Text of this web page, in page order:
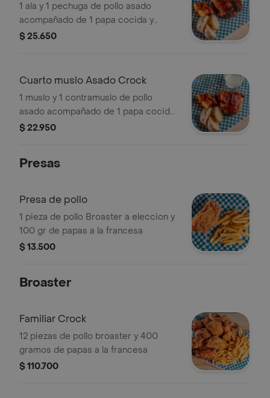
1 ala y 1 pechuga de pollo asado
acompañado de 1 papa cocida y
medio plátano maduro
$ 25.650
Cuarto muslo Asado Crock
1 muslo y 1 contramuslo de pollo
asado acompañado de 1 papa cocida
y medio plátano maduro
$ 22.950
Presas
Presa de pollo
1 pieza de pollo Broaster a eleccion y
100 gr de papas a la francesa
$ 13.500
Broaster
Familiar Crock
12 piezas de pollo broaster y 400
gramos de papas a la francesa
$ 110.700